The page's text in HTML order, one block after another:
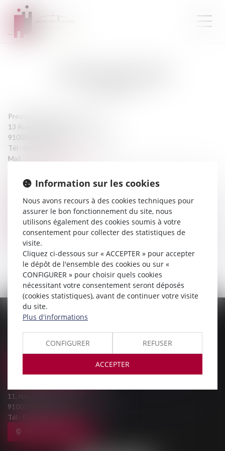
Prestation de serment :
13 Rue des Mazières
91000 EVRY COURCOURONNES
Tél :
CABINET
HIDRI FATEN
Voir le détail
PALAIS DE JUSTICE
9, Rue des Mazières
91000 EVRY-COURCOURONNES
01 69 36 02 30
11, rue des Mazières
91000 EVRY-COURCOURONNES
Tél :
Information sur les cookies
Nous avons recours à des cookies techniques pour
assurer le bon fonctionnement du site, nous
utilisons également des cookies soumis à votre
consentement pour collecter des statistiques de
visite.
Cliquez ci-dessous sur « ACCEPTER » pour accepter
le dépôt de l'ensemble des cookies ou sur «
CONFIGURER » pour choisir quels cookies
nécessitant votre consentement seront déposés
(cookies statistiques), avant de continuer votre visite
du site.
Plus d'informations
CONFIGURER REFUSER
ACCEPTER